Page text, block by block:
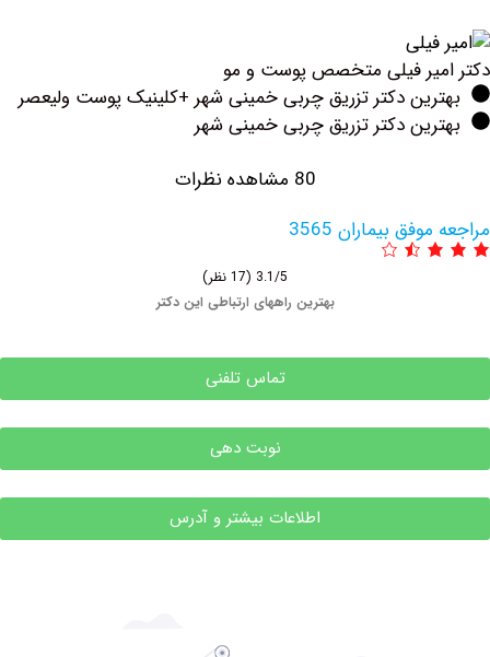
فیلی متخصص پوست و مو
دکتر تزریق چربی خمینی شهر +کلینیک پوست ولیعصر
دکتر تزریق چربی خمینی شهر
بیماران 3565
بهترین راههای ارتباطی این دکتر
تماس تلفنی
نوبت دهی
اطلاعات بیشتر و آدرس